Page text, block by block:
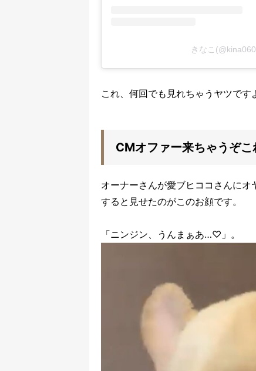
きなこ
これ、何回でも見れちゃうヤツです
CMオファー来ちゃうぞこ
オーナーさんが愛ブヒココさんにオ
すると見せたのがこのお顔です。
「ニンジン、うんまぁあ…♡」。